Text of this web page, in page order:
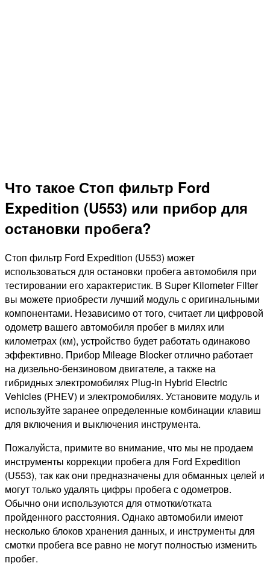
Что такое Стоп фильтр Ford
Expedition (U553) или прибор для
остановки пробега?
Стоп фильтр Ford Expedition (U553) может
использоваться для остановки пробега автомобиля при
тестировании его характеристик. В Super Kilometer Filter
вы можете приобрести лучший модуль с оригинальными
компонентами. Независимо от того, считает ли цифровой
одометр вашего автомобиля пробег в милях или
километрах (км), устройство будет работать одинаково
эффективно. Прибор Mileage Blocker отлично работает
на дизельно-бензиновом двигателе, а также на
гибридных электромобилях Plug-in Hybrid Electric
Vehicles (PHEV) и электромобилях. Установите модуль и
используйте заранее определенные комбинации клавиш
для включения и выключения инструмента.
Пожалуйста, примите во внимание, что мы не продаем
инструменты коррекции пробега для Ford Expedition
(U553), так как они предназначены для обманных целей и
могут только удалять цифры пробега с одометров.
Обычно они используются для отмотки/отката
пройденного расстояния. Однако автомобили имеют
несколько блоков хранения данных, и инструменты для
смотки пробега все равно не могут полностью изменить
пробег.